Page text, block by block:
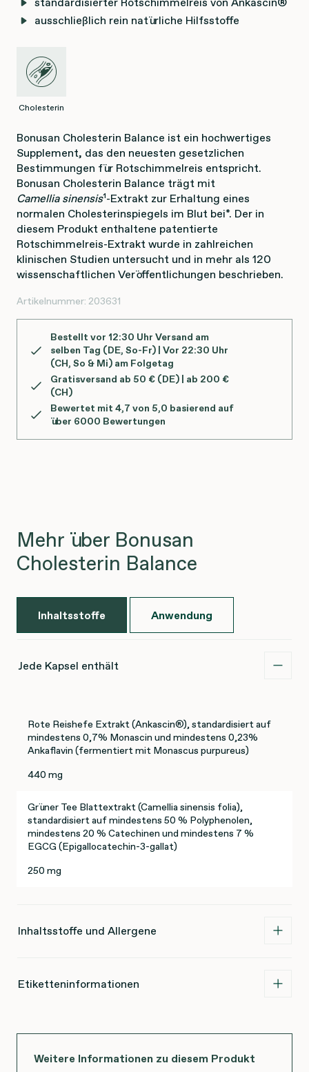
ausschließlich rein natürliche Hilfsstoffe
Cholesterin
Bonusan Cholesterin Balance ist ein hochwertiges
Supplement, das den neuesten gesetzlichen
Bestimmungen für Rotschimmelreis entspricht.
Bonusan Cholesterin Balance trägt mit
Camellia sinensis¹-Extrakt zur Erhaltung eines
normalen Cholesterinspiegels im Blut bei*. Der in
diesem Produkt enthaltene patentierte
Rotschimmelreis-Extrakt wurde in zahlreichen
klinischen Studien untersucht und in mehr als 120
wissenschaftlichen Veröffentlichungen beschrieben.
Artikelnummer: 203631
Bestellt vor 12:30 Uhr Versand am
selben Tag (DE, So-Fr) | Vor 22:30 Uhr
(CH, So & Mi) am Folgetag
Gratisversand ab 50 € (DE) | ab 200 €
(CH)
Bewertet mit 4,7 von 5,0 basierend auf
über 6000 Bewertungen
Mehr über Bonusan
Cholesterin Balance
Inhaltsstoffe Anwendung
Jede Kapsel enthält
Rote Reishefe Extrakt (Ankascin®), standardisiert auf
mindestens 0,7% Monascin und mindestens 0,23%
Ankaflavin (fermentiert mit Monascus purpureus)
440 mg
Grüner Tee Blattextrakt (Camellia sinensis folia),
standardisiert auf mindestens 50 % Polyphenolen,
mindestens 20 % Catechinen und mindestens 7 %
EGCG (Epigallocatechin-3-gallat)
250 mg
Inhaltsstoffe und Allergene
Etiketteninformationen
Weitere Informationen zu diesem Produkt